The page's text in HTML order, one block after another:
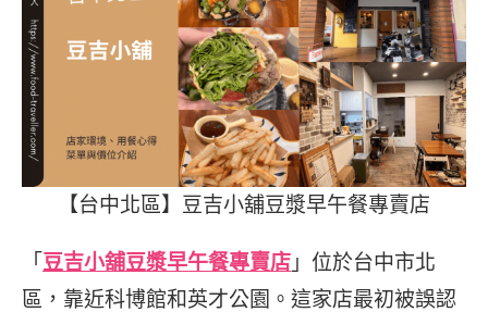
【台中北區】豆吉小舖豆漿早午餐專賣店
「 豆吉小舖豆漿早午餐專賣店 」位於台中市北
區，靠近科博館和英才公園。這家店最初被誤認